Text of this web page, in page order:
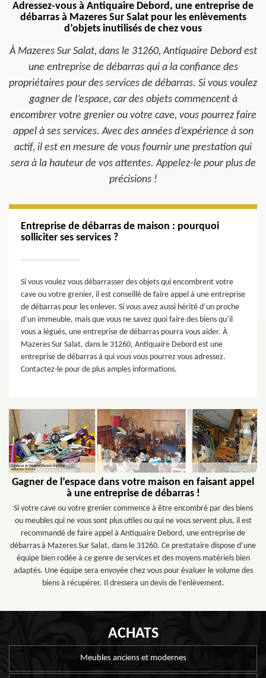
Adressez-vous à Antiquaire Debord, une entreprise de
débarras à Mazeres Sur Salat pour les enlèvements
d’objets inutilisés de chez vous
À Mazeres Sur Salat, dans le 31260, Antiquaire Debord est
une entreprise de débarras qui a la confiance des
propriétaires pour des services de débarras. Si vous voulez
gagner de l’espace, car des objets commencent à
encombrer votre grenier ou votre cave, vous pourrez faire
appel à ses services. Avec des années d’expérience à son
actif, il est en mesure de vous fournir une prestation qui
sera à la hauteur de vos attentes. Appelez-le pour plus de
précisions !
Entreprise de débarras de maison : pourquoi
solliciter ses services ?
Si vous voulez vous débarrasser des objets qui encombrent votre
cave ou votre grenier, il est conseillé de faire appel à une entreprise
de débarras pour les enlever. Si vous avez aussi hérité d’un proche
d’un immeuble, mais que vous ne savez quoi faire des biens qu’il
vous a légués, une entreprise de débarras pourra vous aider. À
Mazeres Sur Salat, dans le 31260, Antiquaire Debord est une
entreprise de débarras à qui vous vous pourrez vous adressez.
Contactez-le pour de plus amples informations.
Gagner de l’espace dans votre maison en faisant appel
à une entreprise de débarras !
Si votre cave ou votre grenier commence à être encombré par des biens
ou meubles qui ne vous sont plus utiles ou qui ne vous servent plus, il est
recommandé de faire appel à Antiquaire Debord, une entreprise de
débarras à Mazeres Sur Salat, dans le 31260. Ce prestataire dispose d’une
équipe bien rodée à ce genre de services et des moyens matériels bien
adaptés. Une équipe sera envoyée chez vous pour évaluer le volume des
biens à récupérer. Il dressera un devis de l’enlèvement.
ACHATS
Meubles anciens et modernes